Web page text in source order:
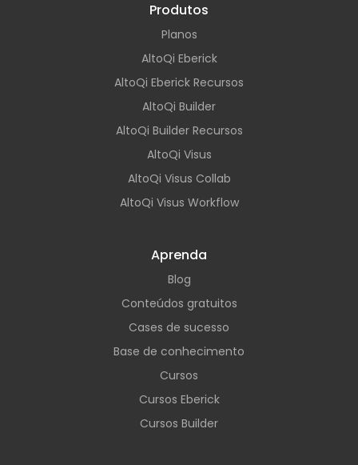
Produtos
Planos
AltoQi Eberick
AltoQi Eberick Recursos
AltoQi Builder
AltoQi Builder Recursos
AltoQi Visus
AltoQi Visus Collab
AltoQi Visus Workflow
Aprenda
Blog
Conteúdos gratuitos
Cases de sucesso
Base de conhecimento
Cursos
Cursos Eberick
Cursos Builder